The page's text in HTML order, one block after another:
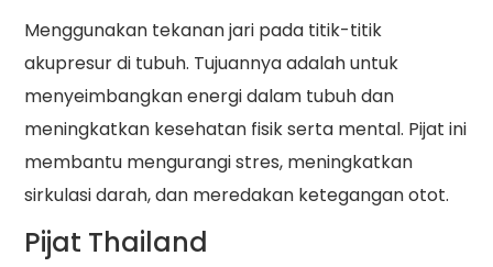
Menggunakan tekanan jari pada titik-titik
akupresur di tubuh. Tujuannya adalah untuk
menyeimbangkan energi dalam tubuh dan
meningkatkan kesehatan fisik serta mental. Pijat ini
membantu mengurangi stres, meningkatkan
sirkulasi darah, dan meredakan ketegangan otot.
Pijat Thailand